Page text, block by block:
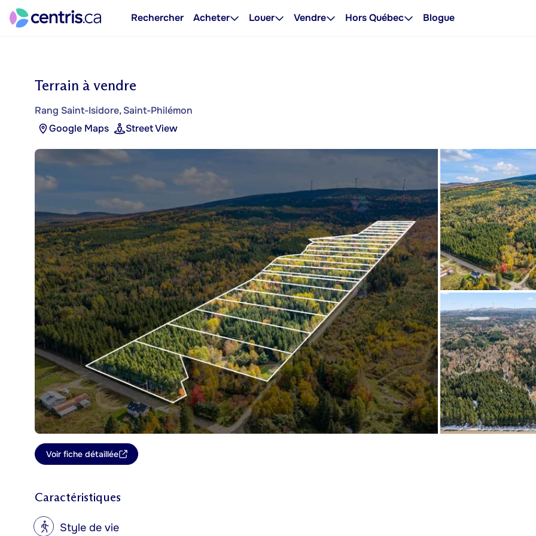
Rechercher Acheter Louer Vendre Hors Québec Blogue
Terrain à vendre
Rang Saint-Isidore, Saint-Philémon
Google Maps
Street View
Voir fiche détaillée
Caractéristiques
? Style de vie